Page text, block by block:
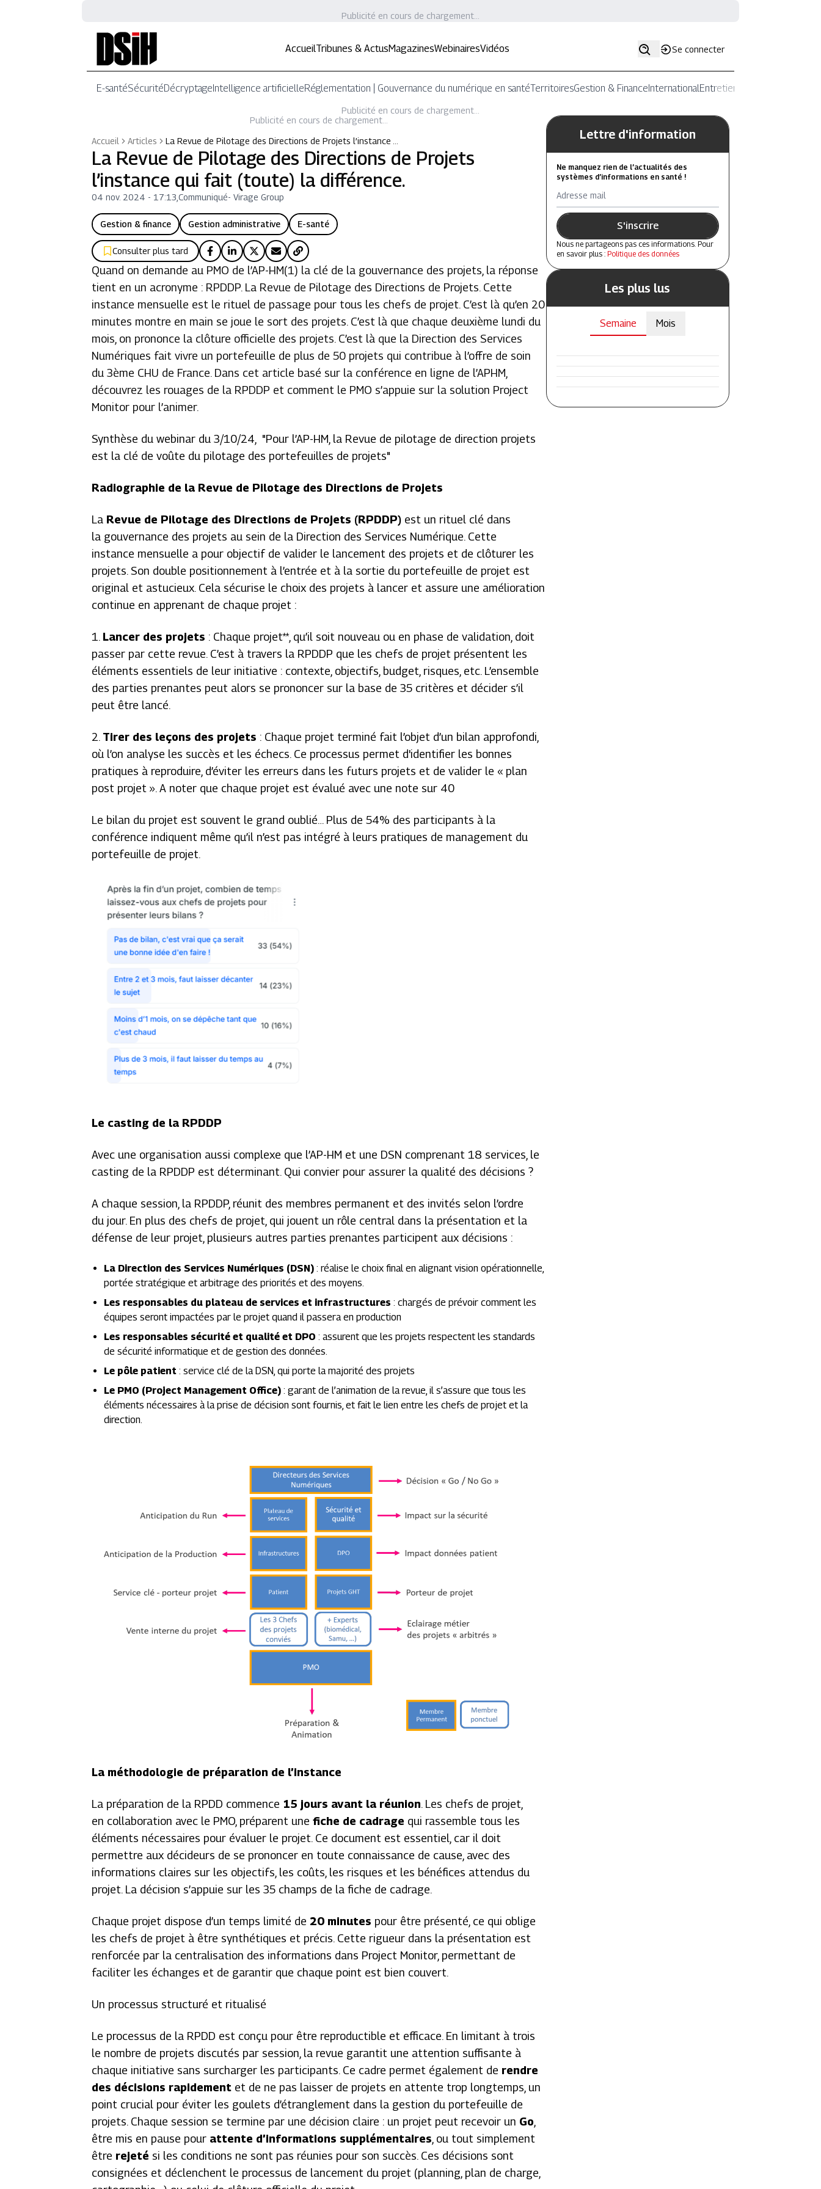
Publicité en cours de chargement...
AccueilTribunes & ActusMagazinesWebinairesVidéos Se connecter
E-santéSécuritéDécryptageIntelligence artificielleRéglementation | Gouvernance du numérique en santéTerritoiresGestion & FinanceInternationalEntretiens
Publicité en cours de chargement...
Publicité en cours de chargement...
Accueil
Articles La Revue de Pilotage des Directions de Projets l’instance …
La Revue de Pilotage des Directions de Projets
l’instance qui fait (toute) la différence.
04 nov. 2024 - 17:13 ,Communiqué-Virage Group
Gestion & finance Gestion administrative E-santé
Consulter plus tard
Quand on demande au PMO de l’AP-HM(1) la clé de la gouvernance des projets, la réponse
tient en un acronyme : RPDDP. La Revue de Pilotage des Directions de Projets. Cette
instance mensuelle est le rituel de passage pour tous les chefs de projet. C’est là qu’en 20
minutes montre en main se joue le sort des projets. C’est là que chaque deuxième lundi du
mois, on prononce la clôture officielle des projets. C’est là que la Direction des Services
Numériques fait vivre un portefeuille de plus de 50 projets qui contribue à l’offre de soin
du 3ème CHU de France. Dans cet article basé sur la conférence en ligne de l’APHM,
découvrez les rouages de la RPDDP et comment le PMO s’appuie sur la solution Project
Monitor pour l’animer.
Synthèse du webinar du 3/10/24, "Pour l’AP-HM, la Revue de pilotage de direction projets
est la clé devoûte du pilotage des portefeuilles de projets"
Radiographie de la Revue de Pilotage des Directions de Projets
La Revue de Pilotage des Directions de Projets (RPDDP) est un rituel clé dans
la gouvernance des projets au sein de la Direction des Services Numérique. Cette
instance mensuelle a pour objectif de valider le lancement des projets et de clôturer les
projets. Son double positionnement à l’entrée et à la sortie du portefeuille de projet est
original et astucieux. Cela sécurise le choix des projets à lancer et assure une amélioration
continue en apprenant de chaque projet :
1. Lancer des projets : Chaque projet**, qu’il soit nouveau ou en phase de validation, doit
passer par cette revue. C’est à travers la RPDDP que les chefs de projet présentent les
éléments essentiels de leur initiative : contexte, objectifs, budget, risques, etc. L’ensemble
des parties prenantes peut alors se prononcer sur la base de 35 critères et décider s’il
peut être lancé.
2. Tirer des leçons des projets : Chaque projet terminé fait l’objet d’un bilan approfondi,
où l’on analyse les succès et les échecs. Ce processus permet d'identifier les bonnes
pratiques à reproduire, d’éviter les erreurs dans les futurs projets et de valider le « plan
post projet ». A noter que chaque projet est évalué avec une note sur 40
Le bilan du projet est souvent le grand oublié… Plus de 54% des participants à la
conférence indiquent même qu’il n’est pas intégré à leurs pratiques de management du
portefeuille de projet.
Le casting de la RPDDP
Avec une organisation aussi complexe que l’AP-HM et une DSN comprenant 18 services, le
casting de la RPDDP est déterminant. Qui convier pour assurer la qualité des décisions ?
A chaque session, la RPDDP, réunit des membres permanent et des invités selon l’ordre
du jour. En plus des chefs de projet, qui jouent un rôle central dans la présentation et la
défense de leur projet, plusieurs autres parties prenantes participent aux décisions :
La Direction des Services Numériques (DSN) : réalise le choix final en alignant vision opérationnelle,
portée stratégique et arbitrage des priorités et des moyens.
Les responsables du plateau de services et infrastructures : chargés de prévoir comment les
équipes seront impactées par le projet quand il passera en production
Les responsables sécurité et qualité et DPO : assurent que les projets respectent les standards
de sécurité informatique et de gestion des données.
Le pôle patient: service clé de la DSN, qui porte la majorité des projets
Le PMO (Project Management Office) : garant de l’animation de la revue, il s’assure que tous les
éléments nécessaires à la prise de décision sont fournis, et fait le lienentre les chefs de projet et la
direction.
La méthodologie de préparation de l’instance
La préparation de la RPDD commence 15 jours avant la réunion. Les chefs de projet,
en collaboration avec le PMO, préparent unefiche de cadrage qui rassemble tous les
éléments nécessaires pour évaluer le projet. Ce document est essentiel, car il doit
permettre aux décideurs de se prononcer en toute connaissance de cause, avec des
informations claires sur les objectifs, les coûts, les risques et les bénéfices attendus du
projet. La décision s’appuie sur les 35 champs de la fiche de cadrage.
Chaque projet dispose d’un temps limité de 20 minutes pour être présenté, ce qui oblige
les chefs de projet à être synthétiques et précis. Cette rigueur dans la présentation est
renforcée par la centralisation des informations dans Project Monitor, permettant de
faciliter les échanges et de garantir que chaque point est bien couvert.
Un processus structuré et ritualisé
Le processus de la RPDD est conçu pour être reproductible et efficace. En limitant à trois
le nombre de projets discutés par session, la revue garantit une attention suffisante à
chaque initiative sans surcharger les participants. Ce cadre permet également de rendre
des décisions rapidement et de ne pas laisser de projets en attente trop longtemps, un
point crucial pour éviter les goulets d’étranglement dans la gestion du portefeuille de
projets. Chaque session se termine par une décision claire : un projet peut recevoir un Go,
être mis en pause pour attente d’informations supplémentaires, ou tout simplement
être rejeté si les conditions ne sont pas réunies pour son succès. Ces décisions sont
consignées et déclenchent le processus de lancement du projet (planning, plan de charge,
Lettre d'information
Ne manquez rien de l’actualités des
systèmes d’informations en santé !
Adresse mail
S'inscrire
Nous ne partageons pas ces informations. Pour
en savoir plus : Politique des données
Les plus lus
Semaine Mois